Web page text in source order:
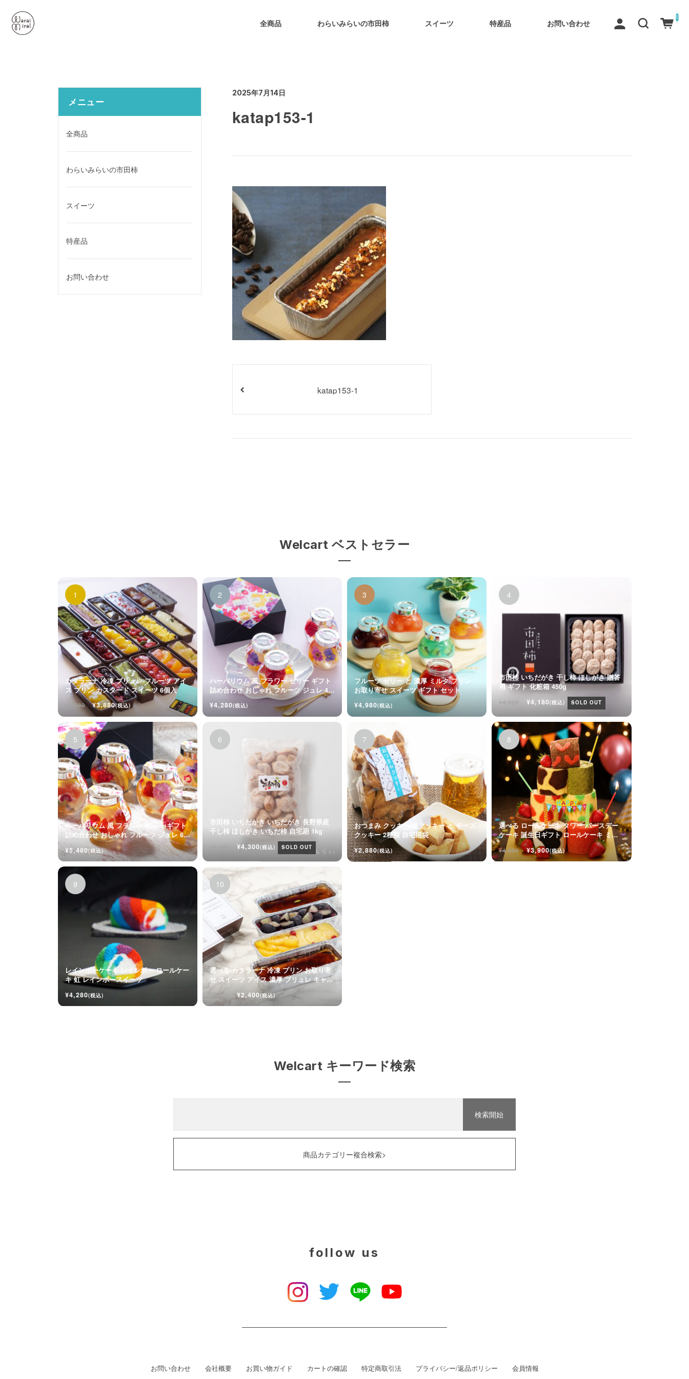
全商品 わらいみらいの市田柿 スイーツ 特産品 お問い合わせ
0
2025年7月14日
katap153-1
katap153-1
メニュー
全商品
わらいみらいの市田柿
スイーツ
特産品
お問い合わせ
Welcart ベストセラー
カタラーナ 冷凍 ブリュレ フルーツ アイ
ス プリン カスタード スイーツ 6個入
¥3,980 ¥3,880(税込)
ハーバリウム 風 フラワー ゼリー ギフト
詰め合わせ おしゃれ フルーツ ジュレ 4個
¥4,280(税込)
フルーツ ゼリー と 濃厚 ミルク プリン
お取り寄せ スイーツ ギフト セット
¥4,980(税込)
市田柿 いちだがき 干し柿 ほしがき 贈答
用 ギフト 化粧箱 450g
¥4,320 ¥4,180(税込) SOLD OUT
ハーバリウム 風 フラワー ゼリー ギフト
詰め合わせ おしゃれ フルーツ ジュレ 6個
入
¥5,480(税込)
市田柿 いちだかき いちだがき 長野県産
干し柿 ほしがき いちだ柿 自宅用 1kg
¥4,300(税込) SOLD OUT
おつまみ クッキー 塩クッキー と チーズ
クッキー 2種類 自宅用袋
¥2,880(税込)
選べる ロールケーキ タワー バースデー
ケーキ 誕生日ギフト ロールケーキ ミニ
ケーキ
¥4,000 ¥3,900(税込)
レインボーケーキ レインボー ロールケー
キ 虹 レインボースイーツ
¥4,280(税込)
選べる カタラーナ 冷凍 プリン お取り寄
せ スイーツ アイス 濃厚 ブリュレ キャラ
メル
¥2,450 ¥2,400(税込)
Welcart キーワード検索
商品カテゴリー複合検索>
follow us
お問い合わせ 会社概要 お買い物ガイド カートの確認 特定商取引法 プライバシー/返品ポリシー 会員情報